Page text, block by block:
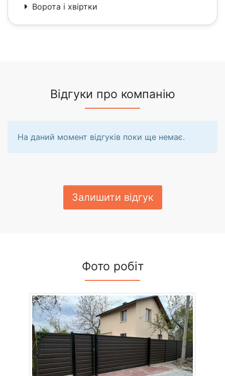
Ворота і хвіртки
Відгуки про компанію
На даний момент відгуків поки ще немає.
Залишити відгук
Фото робіт